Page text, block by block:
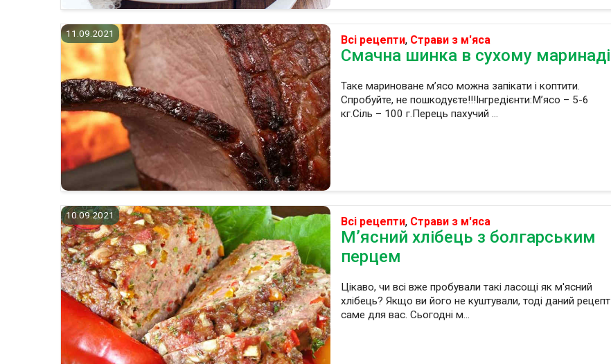
11.09.2021 Всі рецепти, Страви з м'яса
Смачна шинка в сухому маринаді
Таке мариноване м’ясо можна запікати і коптити.
Спробуйте, не пошкодуєте!!!Інгредієнти:М’ясо – 5-6
кг.Сіль – 100 г.Перець пахучий ...
10.09.2021 Всі рецепти, Страви з м'яса
М’ясний хлібець з болгарським
перцем
Цікаво, чи всі вже пробували такі ласощі як м'ясний
хлібець? Якщо ви його не куштували, тоді даний рецепт
саме для вас. Сьогодні м...